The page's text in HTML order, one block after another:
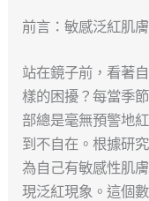
前言：敏感泛紅肌
站在鏡子前，看著
樣的困擾？每當季
部總是毫無預警地
到不自在。根據研
為自己有敏感性肌
現泛紅現象。這個